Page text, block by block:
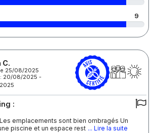
9
C.
25/08/2025
20/08/2025 -
:
emplacements sont bien ombragés Un
piscine et un espace rest ... Lire la suite